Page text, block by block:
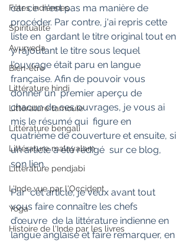
Fêtes indiennes
Spiritualité
Ayurveda
Bien-être
Littérature hindi
Littérature tamoule
Littérature bengali
Littérature malayalam
Littérature pendjabi
L'Inde vue par l'Occident
Yoga
Histoire de l'Inde par les livres
car ce  n'est pas ma manière de
procéder. Par contre, j'ai repris cette
liste en  gardant le titre original tout en
y rajoutant le titre sous lequel
l'ouvrage était paru en langue
française. Afin de pouvoir vous
donner un  premier aperçu de
chacun de ces ouvrages, je vous ai
mis le résumé qui  figure en
quatrième de couverture et ensuite, si
un article a été rédigé  sur ce blog,
son lien.
Par  cet article, je veux avant tout
vous faire connaître les chefs
d’œuvre  de la littérature indienne en
langue anglaise et faire remarquer, en